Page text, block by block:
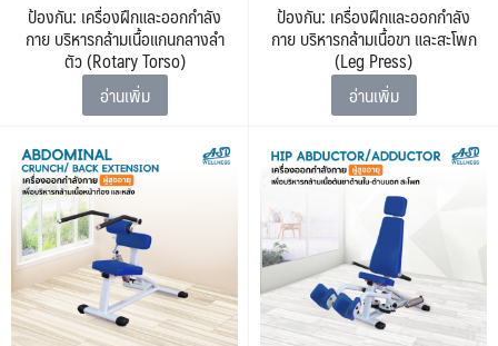
ป้องกัน: เครื่องฝึกและออกกำลัง
กาย บริหารกล้ามเนื้อแกนกลางลำ
ตัว (Rotary Torso)
อ่านเพิ่ม
ป้องกัน: เครื่องฝึกและออกกำลัง
กาย บริหารกล้ามเนื้อขา และสะโพก
(Leg Press)
อ่านเพิ่ม